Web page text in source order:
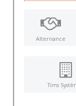
Alternance
Tims